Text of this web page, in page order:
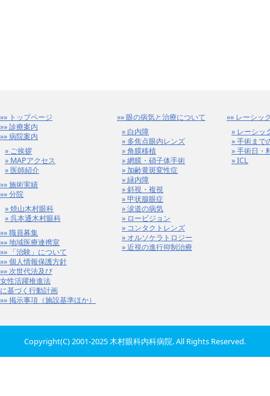
トップページ
診療案内
病院案内
ご挨拶
MAPアクセス
医師紹介
施術実績
分院
焼山木村眼科
呉本通木村眼科
職員募集
地域医療連携室
「治験」について
個人情報保護方針
次世代法及び
女性活躍推進法
に基づく行動計画
掲示事項（施設基準ほか）
眼の病気と治療について
白内障
多焦点眼内レンズ
角膜移植
網膜・硝子体手術
加齢黄斑変性症
緑内障
斜視・複視
甲状腺眼症
涙道の病気
ロービジョン
コンタクトレンズ
オルソケラトロジー
近視の進行抑制治療
レーシッ
レーシッ
手術まで
手術日・
ICL
Copyright(C) 2001-2025 木村眼科内科病院. All Rights Reserved.